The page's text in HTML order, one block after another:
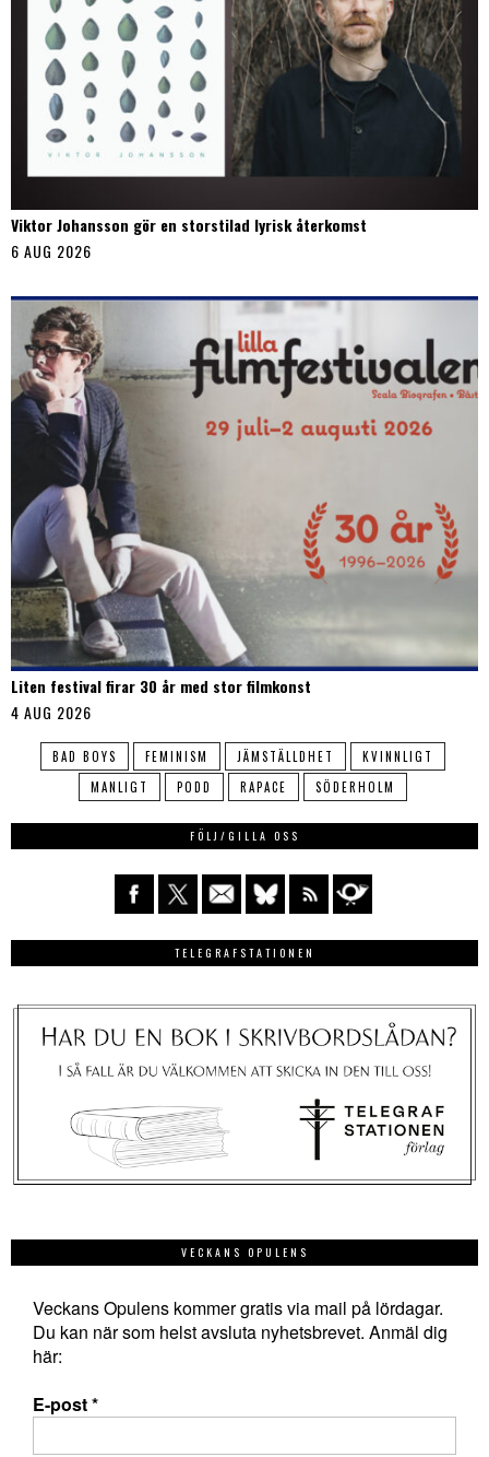
Viktor Johansson gör en storstilad lyrisk återkomst
6 AUG 2026
Liten festival firar 30 år med stor filmkonst
4 AUG 2026
BAD BOYS FEMINISM JÄMSTÄLLDHET
KVINNLIGT
MANLIGT
PODD RAPACE SÖDERHOLM
FÖLJ/GILLA OSS
TELEGRAFSTATIONEN
VECKANS OPULENS
Veckans Opulens kommer gratis via mail på lördagar.
Du kan när som helst avsluta nyhetsbrevet. Anmäl dig
här:
E-post*